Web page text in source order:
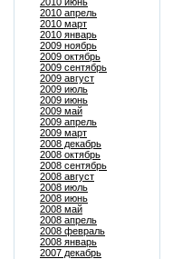
2010 апрель
2010 март
2010 январь
2009 ноябрь
2009 октябрь
2009 сентябрь
2009 август
2009 июль
2009 июнь
2009 май
2009 апрель
2009 март
2008 декабрь
2008 октябрь
2008 сентябрь
2008 август
2008 июль
2008 июнь
2008 май
2008 апрель
2008 февраль
2008 январь
2007 декабрь